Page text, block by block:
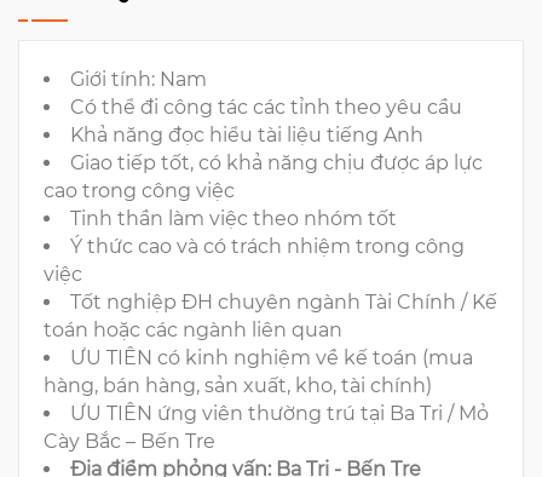
Giới tính: Nam
Có thể đi công tác các tỉnh theo yêu cầu
Khả năng đọc hiểu tài liệu tiếng Anh
Giao tiếp tốt, có khả năng chịu được áp lực
cao trong công việc
Tinh thần làm việc theo nhóm tốt
Ý thức cao và có trách nhiệm trong công
việc
Tốt nghiệp ĐH chuyên ngành Tài Chính / Kế
toán hoặc các ngành liên quan
ƯU TIÊN có kinh nghiệm về kế toán (mua
hàng, bán hàng, sản xuất, kho, tài chính)
ƯU TIÊN ứng viên thường trú tại Ba Tri / Mỏ
Cày Bắc – Bến Tre
Địa điểm phỏng vấn: Ba Tri - Bến Tre